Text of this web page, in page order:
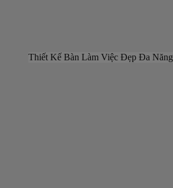
Thiết Kế Bàn Làm Việc Đẹp Đa Năng